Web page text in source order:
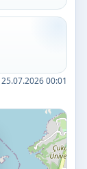
25.07.2026 00:01